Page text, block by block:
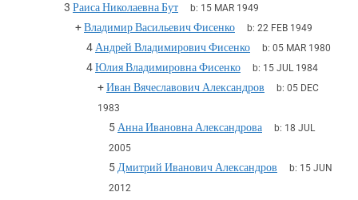
3 Раиса Николаевна Бут b: 15 MAR 1949
+Владимир Васильевич Фисенко b: 22 FEB 1949
4 Андрей Владимирович Фисенко b: 05 MAR 1980
4Юлия Владимировна Фисенко b: 15 JUL 1984
+Иван Вячеславович Александров b: 05 DEC
1983
5 Анна Ивановна Александрова b: 18 JUL
2005
5 Дмитрий Иванович Александров b: 15 JUN
2012